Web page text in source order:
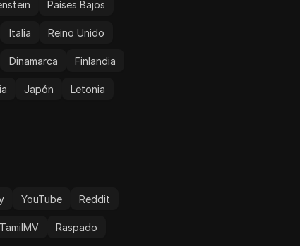
Países Bajos
Italia Reino Unido
Dinamarca Finlandia
Japón Letonia
YouTube Reddit
TamilMV Raspado